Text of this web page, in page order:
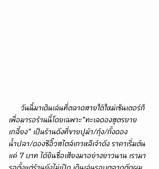
เพื่อมารอร้านนี้โดยเฉพาะ"ทะเลดองสูตรยาย
เกลี้ยง" เป็นร้านดังที่ขายปูม้า/กุ้ง/กั้งดอง
น้ำปลา/ดองซีอิ๊วสไตล์เกาหลีเจ้าดัง ราคาเริ่มต้น
แค่ 7 บาท ได้ยินชื่อเสียงมาอย่างยาวนาน เรามา